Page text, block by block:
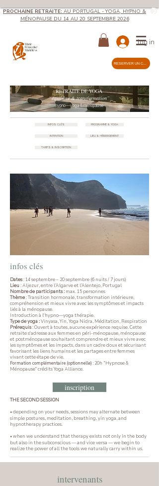
PROCHAINE RETRAITE: AU PORTUGAL - YOGA, HYPNO &
MÉNOPAUSE DU 14 AU 20 SEPTEMBRE 2026
log in
RÉSERVER UN COURS
RETRAITE DE YOGA
“équilibre & transformation”
hypno—yoga & ménopause
du 14 au 20 septembre 2026
INFOS CLÉS
INTENTION
PROGRAMME & YOGA
LIEU & HÉBERGEMENT
TARIFS & INSCRIPTION
infos clés
Dates: 14 septembre – 20 septembre (6 nuits / 7 jours)
Lieu: Aljezur, entre l’Algarve et l’Alentejo, Portugal
Nombre de participants : max. 15 personnes
Thème: Transition hormonale, transformation intérieure,
compréhension et mieux vivre avec les symptômes et impacts
liés à la ménopause.
Introduction à l'hypno—yoga thérapie.
Type de yoga :Vinyasa, Yin, Yoga Nidra, Méditation, Respiration
Prérequis: Ouvert à toutes, aucune expérience requise. Cette
retraite s'adresse aux femmes en péri-ménopause, ménopause
et postménopause souhaitant comprendre et mieux vivre avec
les symptômes et les impacts, dans un cadre doux et sécurisant
favorisant les liens humains et les partages entre femmes
vivant cette étape de vie.
Formation complémentaire (optionnelle) : 20h “Hypnose &
Ménopause” crédits Yoga Alliance.
inscription
THE SECOND SESSION
• depending on your needs, sessions may alternate between
simple postures, meditation, breathing, yin yoga, and
hypnotherapy practices.
• when we understand that therapy exists not only in the body
but also in the subconscious — and vice versa — we begin to
realize the power of all the tools we naturally carry within us.
intervenants